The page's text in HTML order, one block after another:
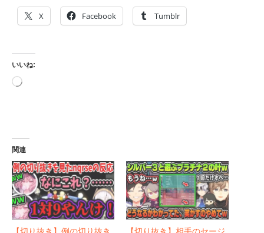
X Facebook Tumblr
いいね:
読
関連